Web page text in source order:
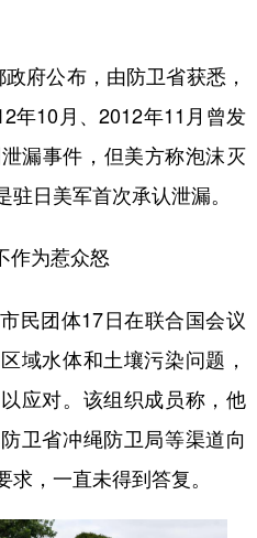
公布，由防卫省获悉，
年10月、2012年11月曾发
漏事件，但美方称泡沫灭
日美军首次承认泄漏。
作为惹众怒
团体17日在联合国会议
域水体和土壤污染问题，
应对。该组织成员称，他
卫省冲绳防卫局等渠道向
，一直未得到答复。